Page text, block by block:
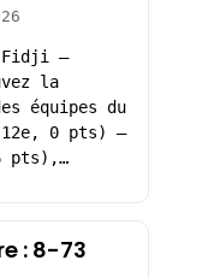
Fidji –
la
équipes du
0 pts) –
pts),…
: 8-73